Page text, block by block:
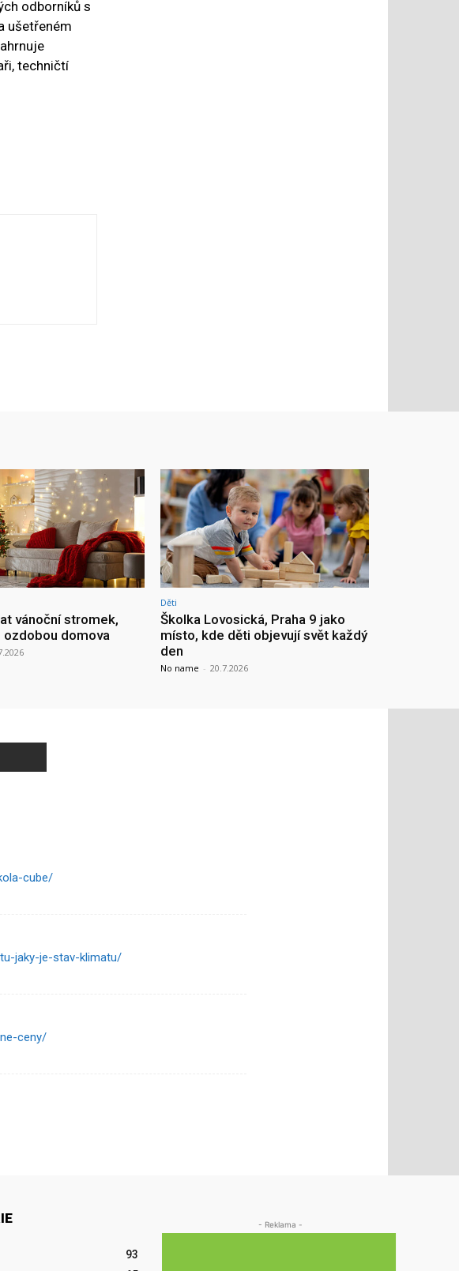
odborníků s
ušetřeném
techničtí
vánoční stromek,
ozdobou domova
Děti
Školka Lovosická, Praha 9 jako
místo, kde děti objevují svět každý
den
No name - 20.7.2026
cube/
jaky-je-stav-klimatu/
ceny/
93
- Reklama -